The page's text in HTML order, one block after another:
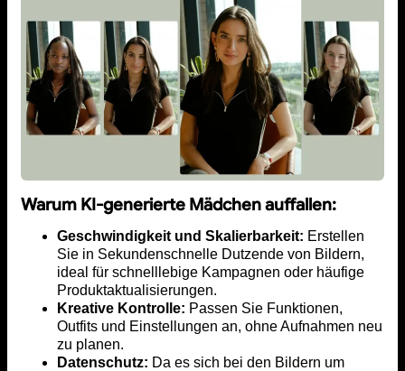
Warum KI-generierte Mädchen auffallen:
Geschwindigkeit und Skalierbarkeit: Erstellen
Sie in Sekundenschnelle Dutzende von Bildern,
ideal für schnelllebige Kampagnen oder häufige
Produktaktualisierungen.
Kreative Kontrolle: Passen Sie Funktionen,
Outfits und Einstellungen an, ohne Aufnahmen neu
zu planen.
Datenschutz: Da es sich bei den Bildern um